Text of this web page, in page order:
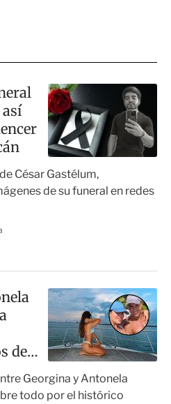
así
César Gastélum,
de su funeral en redes
de
Georgina y Antonela
todo por el histórico